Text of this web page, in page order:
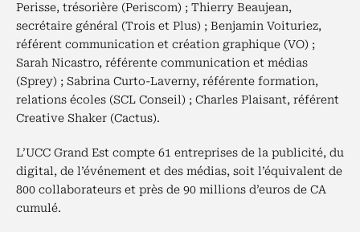
Perisse, trésorière (Periscom) ; Thierry Beaujean,
secrétaire général (Trois et Plus) ; Benjamin Voituriez,
référent communication et création graphique (VO) ;
Sarah Nicastro, référente communication et médias
(Sprey) ; Sabrina Curto-Laverny, référente formation,
relations écoles (SCL Conseil) ; Charles Plaisant, référent
Creative Shaker (Cactus).
L’UCC Grand Est compte 61 entreprises de la publicité, du
digital, de l’événement et des médias, soit l’équivalent de
800 collaborateurs et près de 90 millions d’euros de CA
cumulé.